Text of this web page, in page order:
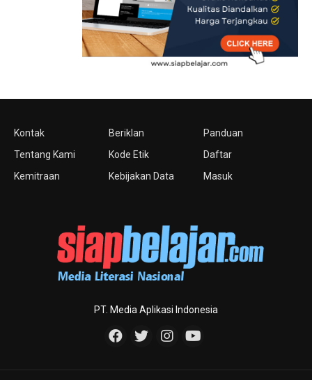
Kontak
Tentang Kami
Kemitraan
Beriklan
Kode Etik
Kebijakan Data
Panduan
Daftar
Masuk
PT. Media Aplikasi Indonesia